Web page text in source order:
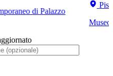
di Palazzo
Museo